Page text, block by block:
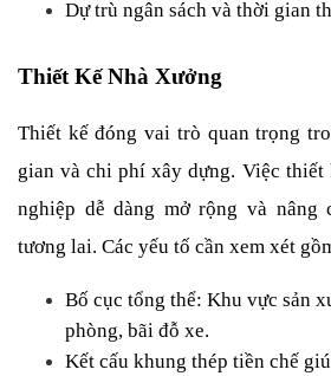
Dự trù ngân sách và thời gian
Thiết Kế Nhà Xưởng
Thiết kế đóng vai trò quan trọng
gian và chi phí xây dựng. Việc
nghiệp dễ dàng mở rộng và nâng
tương lai. Các yếu tố cần xem xét
Bố cục tổng thể: Khu vực sản
phòng, bãi đỗ xe.
Kết cấu khung thép tiền chế